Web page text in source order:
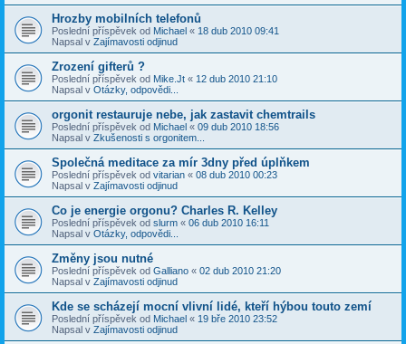
Hrozby mobilních telefonů
Poslední příspěvek od Michael « 18 dub 2010 09:41
Napsal v Zajímavosti odjinud
Zrození gifterů ?
Poslední příspěvek od Mike.Jt « 12 dub 2010 21:10
Napsal v Otázky, odpovědi...
orgonit restauruje nebe, jak zastavit chemtrails
Poslední příspěvek od Michael « 09 dub 2010 18:56
Napsal v Zkušenosti s orgonitem...
Společná meditace za mír 3dny před úplňkem
Poslední příspěvek od vitarian « 08 dub 2010 00:23
Napsal v Zajímavosti odjinud
Co je energie orgonu? Charles R. Kelley
Poslední příspěvek od slurm « 06 dub 2010 16:11
Napsal v Otázky, odpovědi...
Změny jsou nutné
Poslední příspěvek od Galliano « 02 dub 2010 21:20
Napsal v Zajímavosti odjinud
Kde se scházejí mocní vlivní lidé, kteří hýbou touto zemí
Poslední příspěvek od Michael « 19 bře 2010 23:52
Napsal v Zajímavosti odjinud